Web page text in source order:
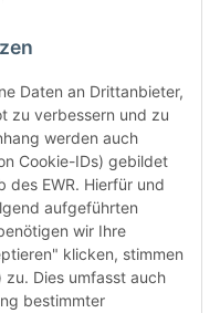
„6-
das
Daten an Drittanbieter,
zu verbessern und zu
werden auch
Cookie-IDs) gebildet
des EWR. Hierfür und
aufgeführten
wir Ihre
klicken, stimmen
Dies umfasst auch
bestimmter